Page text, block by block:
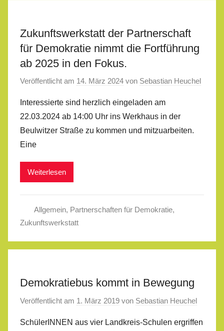
Zukunftswerkstatt der Partnerschaft
für Demokratie nimmt die Fortführung
ab 2025 in den Fokus.
Veröffentlicht am 14. März 2024 von Sebastian Heuchel
Interessierte sind herzlich eingeladen am
22.03.2024 ab 14:00 Uhr ins Werkhaus in der
Beulwitzer Straße zu kommen und mitzuarbeiten.
Eine
Weiterlesen
Allgemein, Partnerschaften für Demokratie,
Zukunftswerkstatt
Demokratiebus kommt in Bewegung
Veröffentlicht am 1. März 2019 von Sebastian Heuchel
SchülerINNEN aus vier Landkreis-Schulen ergriffen